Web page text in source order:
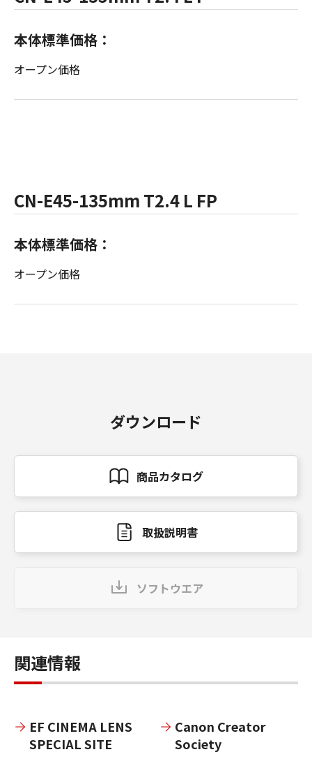
本体標準価格：
オープン価格
CN-E45-135mm T2.4 L FP
本体標準価格：
オープン価格
ダウンロード
商品カタログ
取扱説明書
ソフトウエア
関連情報
EF CINEMA LENS
SPECIAL SITE
Canon Creator
Society